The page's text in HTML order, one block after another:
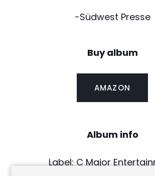
-Südwest Presse
Buy album
AMAZON
Album info
Label: C Major